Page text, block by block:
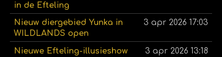
in de Efteling
Nieuw diergebied Yunka in
WILDLANDS open
3 apr 2026 17:03
Nieuwe Efteling-illusieshow
3 apr 2026 13:18